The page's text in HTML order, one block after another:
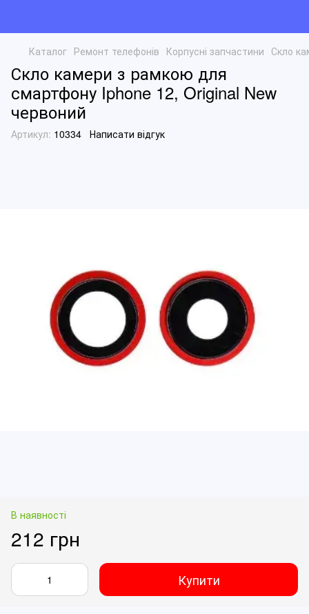
Каталог Ремонт телефонів Корпусні запчастини Скло
Скло камери з рамкою для
смартфону Iphone 12, Original New
червоний
Артикул: 10334 Написати відгук
В наявності
212 грн
Купити